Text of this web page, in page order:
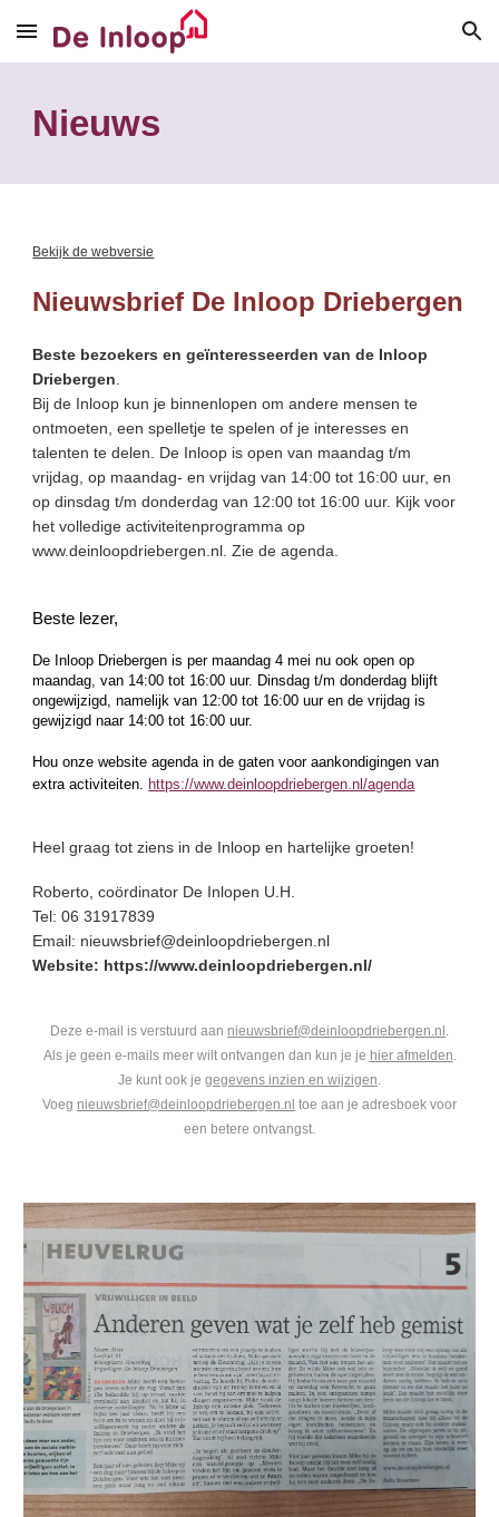
Skip to main content Skip to navigation
Nieuws
Bekijk de webversie
Nieuwsbrief De Inloop Driebergen
Beste bezoekers en geïnteresseerden van de Inloop
Driebergen
Bij de Inloop kun je binnenlopen om andere mensen te
ontmoeten, een spelletje te spelen of je interesses en
talenten te delen. De Inloop is open van maandag t/m
vrijdag, op maandag- en vrijdag van 14:00 tot 16:00 uur, en
op dinsdag t/m donderdag van 12:00 tot 16:00 uur. Kijk voor
het volledige activiteitenprogramma op
www.deinloopdriebergen.nl. Zie de agenda.
Beste lezer,
De Inloop Driebergen is per maandag 4 mei nu ook open op
maandag, van 14:00 tot 16:00 uur. Dinsdag t/m donderdag blijft
ongewijzigd, namelijk van 12:00 tot 16:00 uur en de vrijdag is
gewijzigd naar 14:00 tot 16:00 uur.
Hou onze website agenda in de gaten voor aankondigingen van
extra activiteiten. https://www.deinloopdriebergen.nl/agenda
Heel graag tot ziens in de Inloop en hartelijke groeten!
Roberto, coördinator De Inlopen U.H.
Tel: 06 31917839
Email: nieuwsbrief@deinloopdriebergen.nl
Website: https://www.deinloopdriebergen.nl/
Deze e-mail is verstuurd aan nieuwsbrief@deinloopdriebergen.nl .
Als je geen e-mails meer wilt ontvangen dan kun je je hier afmelden.
Je kunt ook je gegevens inzien en wijzigen.
Voeg nieuwsbrief@deinloopdriebergen.nl toe aan je adresboek voor
een betere ontvangst.